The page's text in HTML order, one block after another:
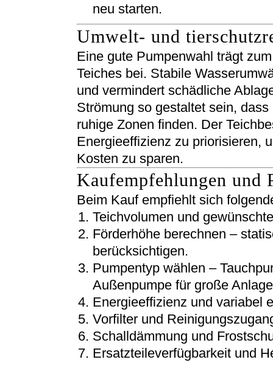
neu starten.
Umwelt- und
Eine gute Pumpenwahl trägt
Teiches bei. Stabile
und vermindert schädliche
Strömung so gestaltet sein,
ruhige Zonen finden. Der
Energieeffizienz zu priorisieren,
Kosten zu sparen.
Kaufempfehlungen und
Beim Kauf empfiehlt sich
Teichvolumen und
Förderhöhe berechnen –
berücksichtigen.
Pumpentyp wählen –
Außenpumpe für große
Energieeffizienz und variabel
Vorfilter und
Schalldämmung und
Ersatzteileverfügbarkeit und